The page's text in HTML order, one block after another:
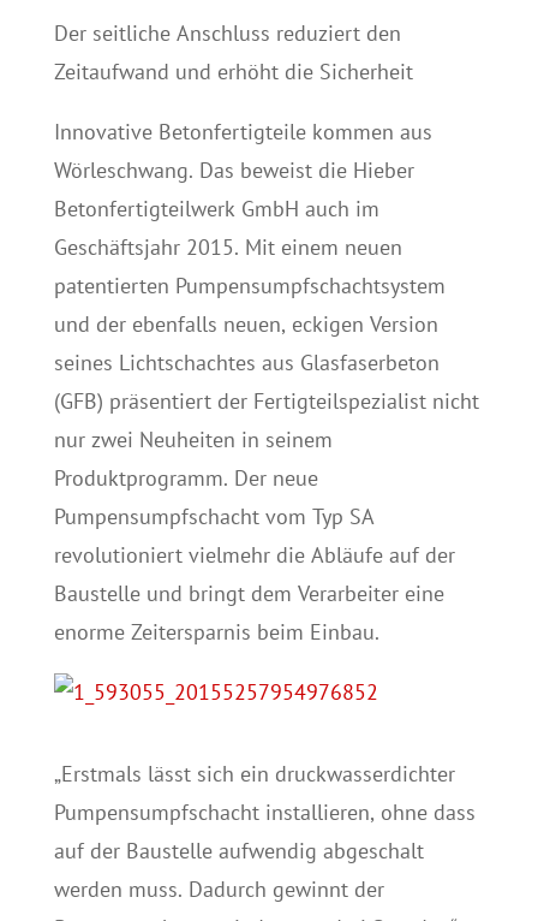
Der seitliche Anschluss reduziert den
Zeitaufwand und erhöht die Sicherheit
Innovative Betonfertigteile kommen aus
Wörleschwang. Das beweist die Hieber
Betonfertigteilwerk GmbH auch im
Geschäftsjahr 2015. Mit einem neuen
patentierten Pumpensumpfschachtsystem
und der ebenfalls neuen, eckigen Version
seines Lichtschachtes aus Glasfaserbeton
(GFB) präsentiert der Fertigteilspezialist nicht
nur zwei Neuheiten in seinem
Produktprogramm. Der neue
Pumpensumpfschacht vom Typ SA
revolutioniert vielmehr die Abläufe auf der
Baustelle und bringt dem Verarbeiter eine
enorme Zeitersparnis beim Einbau.
„Erstmals lässt sich ein druckwasserdichter
Pumpensumpfschacht installieren, ohne dass
auf der Baustelle aufwendig abgeschalt
werden muss. Dadurch gewinnt der